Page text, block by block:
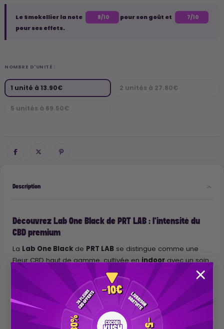
Le Smokellier la note 8/10 pour son goût et 7/10
pour ses effets.
NOMBRE D'UNITÉ :
1 unité à 13.90€ 2 unités à 27.80€
5 unités à 69.50€
Description
Découvrez Lab One Black de PRT LAB : l'intensité du
CBD premium
La Lab One Black de PRT LAB se distingue comme une
Fleur CBD haut de gamme, cultivée enindooravec un soin
extrême. Avec son
profil intense et robuste
, elle offre
une expérience olfactive affirmée, tout en respectant un
taux de THC inférieur à 0,3%conformément aux
exigences légales européennes.
Caractéristiques du Lab One Black